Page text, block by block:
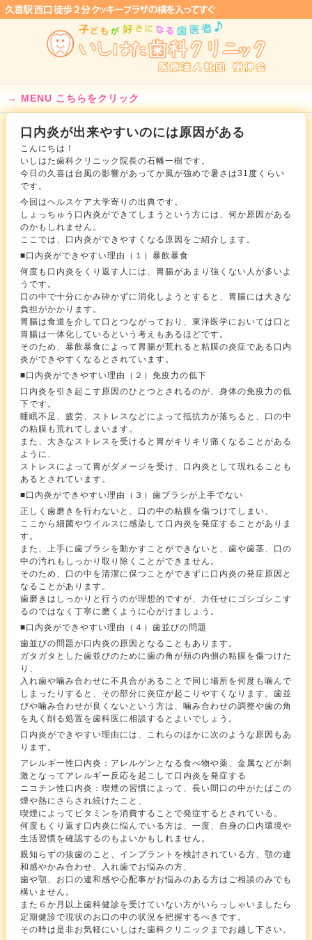
MENU こちらをクリック
口内炎が出来やすいのには原因がある
こんにちは！
いしはた歯科クリニック院長の石幡一樹です。
今日の久喜は台風の影響があってか風が強めで暑さは31度くらい
です。
今回はヘルスケア大学寄りの出典です。
しょっちゅう口内炎ができてしまうという方には、何か原因がある
のかもしれません。
ここでは、口内炎ができやすくなる原因をご紹介します。
■口内炎ができやすい理由（１）暴飲暴食
何度も口内炎をくり返す人には、胃腸があまり強くない人が多いよ
うです。
口の中で十分にかみ砕かずに消化しようとすると、胃腸には大きな
負担がかかります。
胃腸は食道を介して口とつながっており、東洋医学においては口と
胃腸は一体化しているという考えもあるほどです。
そのため、暴飲暴食によって胃腸が荒れると粘膜の炎症である口内
炎ができやすくなるとされています。
■口内炎ができやすい理由（２）免疫力の低下
口内炎を引き起こす原因のひとつとされるのが、身体の免疫力の低
下です。
睡眠不足、疲労、ストレスなどによって抵抗力が落ちると、口の中
の粘膜も荒れてしまいます。
また、大きなストレスを受けると胃がキリキリ痛くなることがある
ように、
ストレスによって胃がダメージを受け、口内炎として現れることも
あるとされています。
■口内炎ができやすい理由（３）歯ブラシが上手でない
正しく歯磨きを行わないと、口の中の粘膜を傷つけてしまい、
ここから細菌やウイルスに感染して口内炎を発症することがありま
す。
また、上手に歯ブラシを動かすことができないと、歯や歯茎、口の
中の汚れもしっかり取り除くことができません。
そのため、口の中を清潔に保つことができずに口内炎の発症原因と
なることがあります。
歯磨きはしっかりと行うのが理想的ですが、力任せにゴシゴシこす
るのではなく丁寧に磨くように心がけましょう。
■口内炎ができやすい理由（４）歯並びの問題
歯並びの問題が口内炎の原因となることもあります。
ガタガタとした歯並びのために歯の角が頬の内側の粘膜を傷つけた
り、
入れ歯や噛み合わせに不具合があることで同じ場所を何度も噛んで
しまったりすると、その部分に炎症が起こりやすくなります。歯並
びや噛み合わせが良くないという方は、噛み合わせの調整や歯の角
を丸く削る処置を歯科医に相談するとよいでしょう。
口内炎ができやすい理由には、これらのほかに次のような原因もあ
ります。
アレルギー性口内炎：アレルゲンとなる食べ物や薬、金属などが刺
激となってアレルギー反応を起こして口内炎を発症する
ニコチン性口内炎：喫煙の習慣によって、長い間口の中がたばこの
煙や熱にさらされ続けたこと、
喫煙によってビタミンを消費することで発症するとされている。
何度もくり返す口内炎に悩んでいる方は、一度、自身の口内環境や
生活習慣を確認するのもよいかもしれません。
親知らずの抜歯のこと、インプラントを検討されている方、顎の違
和感やかみ合わせ、入れ歯でお悩みの方、
歯や顎、お口の違和感や心配事がお悩みのある方はご相談のみでも
構いません。
また６か月以上歯科健診を受けていない方がいらっしゃいましたら
定期健診で現状のお口の中の状況を把握するべきです。
その時は是非お気軽にいしはた歯科クリニックまでお越し下さい。